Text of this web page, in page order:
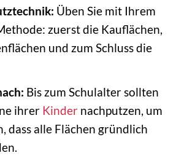
Üben Sie mit Ihrem
zuerst die Kauflächen,
und zum Schluss die
Bis zum Schulalter sollten
ihrer Kindernachputzen, um
dass alle Flächen gründlich